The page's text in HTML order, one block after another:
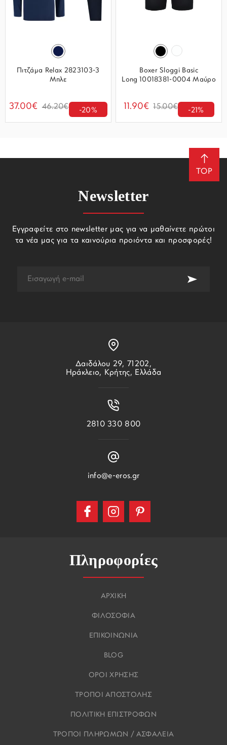
Πιτζάμα Relax 2823103-3
Μπλε
37.00€ 46.20€ -20%
Boxer Sloggi Basic
Long 10018381-0004 Μαύρο
11.90€ 15.00€ -21%
TOP
Πληροφορίες
ΑΡΧΙΚΗ
ΦΙΛΟΣΟΦΙΑ
ΕΠΙΚΟΙΝΩΝΙΑ
BLOG
ΟΡΟΙ ΧΡΗΣΗΣ
ΤΡΟΠΟΙ ΑΠΟΣΤΟΛΗΣ
ΠΟΛΙΤΙΚΗ ΕΠΙΣΤΡΟΦΩΝ
ΤΡΟΠΟΙ ΠΛΗΡΩΜΩΝ / ΑΣΦΑΛΕΙΑ
Δαιδάλου 29, 71202,
Ηράκλειο, Κρήτης, Ελλάδα
2810 330 800
info@e-eros.gr
Newsletter
Εγγραφείτε στο newsletter μας για να μαθαίνετε πρώτοι
τα νέα μας για τα καινούρια προιόντα και προσφορές!